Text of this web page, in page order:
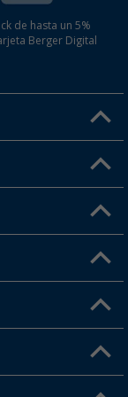
de hasta un 5%
Berger Digital